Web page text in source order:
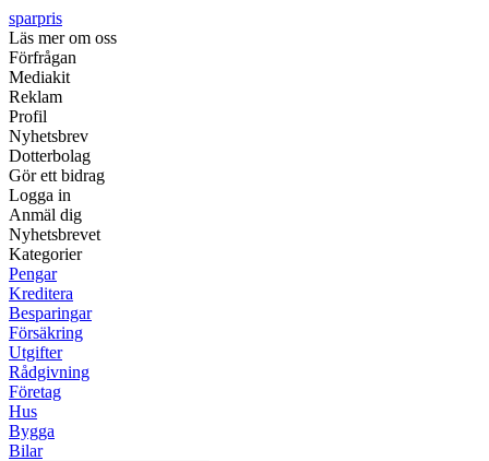
sparpris
Läs mer om oss
Förfrågan
Mediakit
Reklam
Profil
Nyhetsbrev
Dotterbolag
Gör ett bidrag
Logga in
Anmäl dig
Nyhetsbrevet
Kategorier
Pengar
Kreditera
Besparingar
Försäkring
Utgifter
Rådgivning
Företag
Hus
Bygga
Bilar